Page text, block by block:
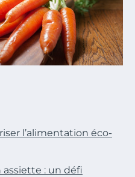
l’alimentation éco-
: un défi